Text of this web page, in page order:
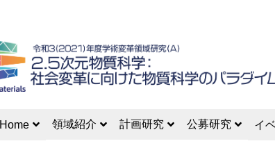
Home 領域紹介 計画研究 公募研究 イ